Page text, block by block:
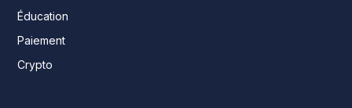
Éducation
Paiement
Crypto